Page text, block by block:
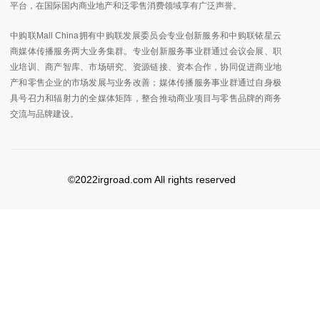
平台，在国际国内商业地产和泛零售消费领域享有广泛声誉。
中购联Mall China拥有中购联发展委员会专业创新服务和中购联铱星云
商媒体传播服务两大业务集群。专业创新服务事业群通过会议会展、职
业培训、商产智库、市场研究、资源链接、资本合作，协同促进商业地
产和零售企业的市场发展与业务改善；媒体传播服务事业群通过自身极
具号召力和辐射力的全媒体矩阵，整合推动商业项目与零售品牌的商务
交流与品牌建设。
©2022irgroad.com All rights reserved